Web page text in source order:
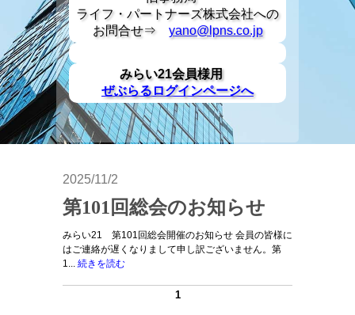
ライフ・パートナーズ株式会社への
お問合せ⇒ yano@lpns.co.jp
みらい21会員様用
ぜぶらるログインページへ
2025/11/2
第101回総会のお知らせ
みらい21 第101回総会開催のお知らせ 会員の皆様に
はご連絡が遅くなりまして申し訳ございません。第
1... 続きを読む
1